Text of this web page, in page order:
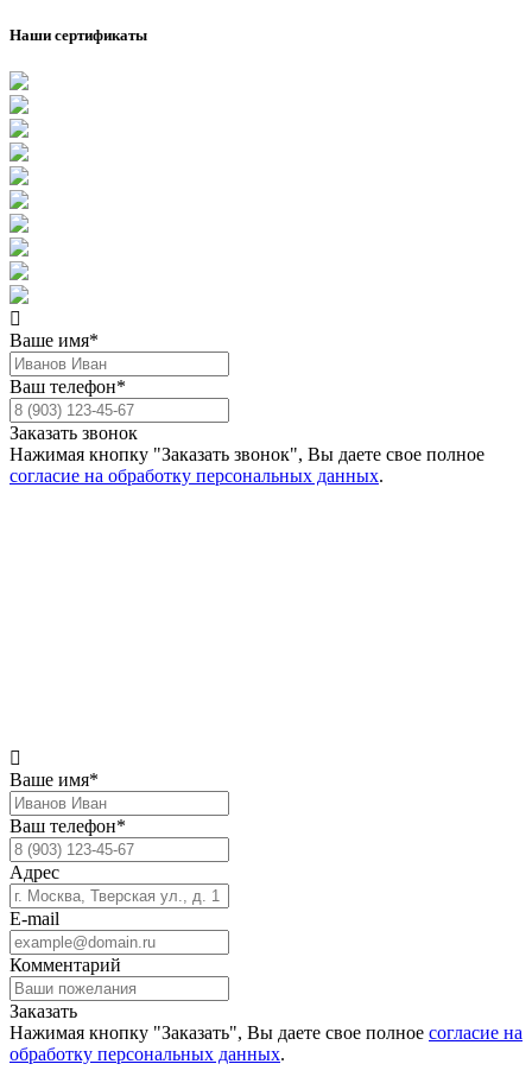
Наши сертификаты
Ваше имя*
Ваш телефон*
Заказать звонок
Нажимая кнопку "Заказать звонок", Вы даете свое полное
согласие на обработку персональных данных.
Ваше имя*
Ваш телефон*
Адрес
E-mail
Комментарий
Заказать
Нажимая кнопку "Заказать", Вы даете свое полное согласие на
обработку персональных данных.